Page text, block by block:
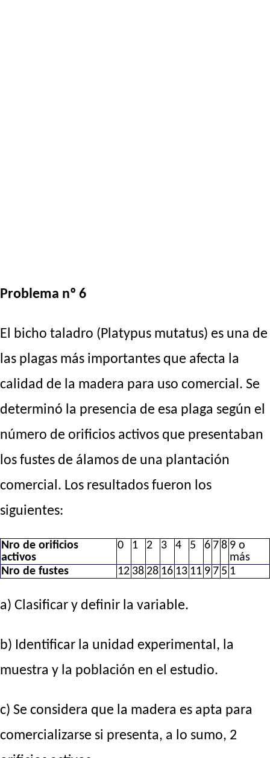
Problema nº 6
El bicho taladro (Platypus mutatus) es una de
las plagas más importantes que afecta la
calidad de la madera para uso comercial. Se
determinó la presencia de esa plaga según el
número de orificios activos que presentaban
los fustes de álamos de una plantación
comercial. Los resultados fueron los
siguientes:
Nro de orificios
activos
0 1 2 3 4 5 6 7 8 9 o
más
Nro de fustes
12 38 28 16 13 11 9 7 5 1
a) Clasificar y definir la variable.
b) Identificar la unidad experimental, la
muestra y la población en el estudio.
c) Se considera que la madera es apta para
comercializarse si presenta, a lo sumo, 2